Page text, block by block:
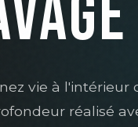
vie à l'intérieur
réalisé